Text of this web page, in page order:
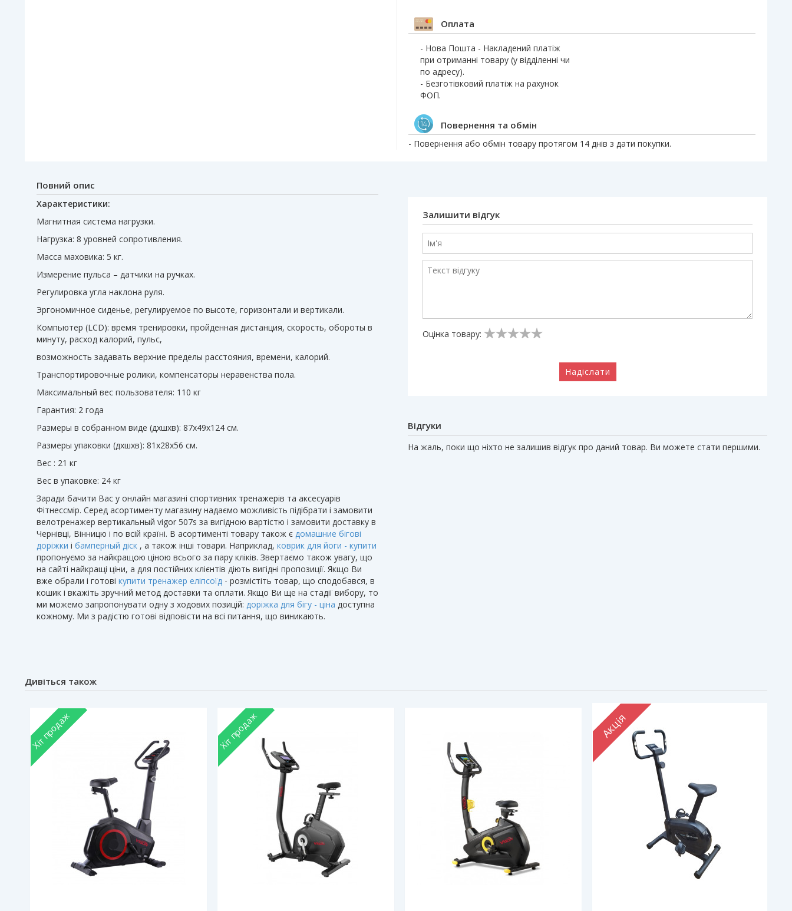
Оплата
- Нова Пошта - Накладений платіж
при отриманні товару (у відділенні чи
по адресу).
- Безготівковий платіж на рахунок
ФОП.
Повернення та обмін
- Повернення або обмін товару протягом 14 днів з дати покупки.
Повний опис
Характеристики:
Магнитная система нагрузки.
Нагрузка: 8 уровней сопротивления.
Масса маховика: 5 кг.
Измерение пульса – датчики на ручках.
Регулировка угла наклона руля.
Эргономичное сиденье, регулируемое по высоте, горизонтали и вертикали.
Компьютер (LCD): время тренировки, пройденная дистанция, скорость, обороты в
минуту, расход калорий, пульс,
возможность задавать верхние пределы расстояния, времени, калорий.
Транспортировочные ролики, компенсаторы неравенства пола.
Максимальный вес пользователя: 110 кг
Гарантия: 2 года
Размеры в собранном виде (дхшхв): 87х49х124 см.
Размеры упаковки (дхшхв): 81х28х56 см.
Вес : 21 кг
Вес в упаковке: 24 кг
Заради бачити Вас у онлайн магазині спортивних тренажерів та аксесуарів
Фітнессмір. Серед асортименту магазину надаємо можливість підібрати і замовити
велотренажер вертикальный vigor 507s за вигідною вартістю і замовити доставку в
Чернівці, Вінницю і по всій країні. В асортименті товару також є домашние бігові
доріжки і бамперный діск , а також інші товари. Наприклад, коврик для йоги - купити
пропонуємо за найкращою ціною всього за пару кліків. Звертаємо також увагу, що
на сайті найкращі ціни, а для постійних клієнтів діють вигідні пропозиції. Якщо Ви
вже обрали і готові купити тренажер еліпсоїд - розмістіть товар, що сподобався, в
кошик і вкажіть зручний метод доставки та оплати. Якщо Ви ще на стадії вибору, то
ми можемо запропонувати одну з ходових позицій: доріжка для бігу - ціна доступна
кожному. Ми з радістю готові відповісти на всі питання, що виникають.
Залишити відгук
Оцінка товару:
Надіслати
Відгуки
На жаль, поки що ніхто не залишив відгук про даний товар. Ви можете стати першими.
Дивіться також
Хіт продаж Хіт продаж Акція